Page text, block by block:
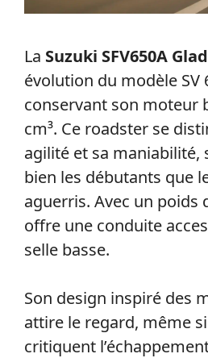
La Suzuki SFV650A
évolution du modèle SV
conservant son moteur
cm³. Ce roadster se
agilité et sa maniabilité,
bien les débutants que
aguerris. Avec un poids
offre une conduite
selle basse.
Son design inspiré des
attire le regard, même
critiquent